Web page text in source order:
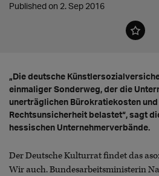
Published on 2. Sep 2016
„Die deutsche
einmaliger Sonderweg, der die
unerträglichen Bürokratiekosten
Rechtsunsicherheit belastet“, sagt
hessischen Unternehmerverbände.
Der Deutsche Kulturrat findet das
Wir auch. Bundesarbeitsministerin